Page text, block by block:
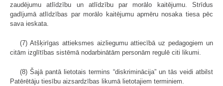
zaudējumu atlīdzību un atlīdzību par morālo kaitējumu. Strīdus
gadījumā atlīdzības par morālo kaitējumu apmēru nosaka tiesa pēc
sava ieskata.
(7) Atšķirīgas attieksmes aizliegumu attiecībā uz pedagogiem un
citām izglītības sistēmā nodarbinātām personām regulē citi likumi.
(8) Šajā pantā lietotais termins “diskriminācija” un tās veidi atbilst
Patērētāju tiesību aizsardzības likumā lietotajiem terminiem.